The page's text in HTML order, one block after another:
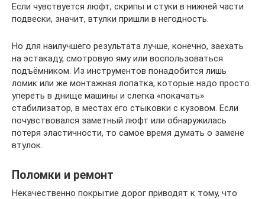
Если чувствуется люфт, скрипы и стуки в нижней части
подвески, значит, втулки пришли в негодность.
Но для наилучшего результата лучше, конечно, заехать
на эстакаду, смотровую яму или воспользоваться
подъёмником. Из инструментов понадобится лишь
ломик или же монтажная лопатка, которые надо просто
упереть в днище машины и слегка «покачать»
стабилизатор, в местах его стыковки с кузовом. Если
почувствовался заметный люфт или обнаружилась
потеря эластичности, то самое время думать о замене
втулок.
Поломки и ремонт
Некачественно покрытие дорог приводят к тому, что